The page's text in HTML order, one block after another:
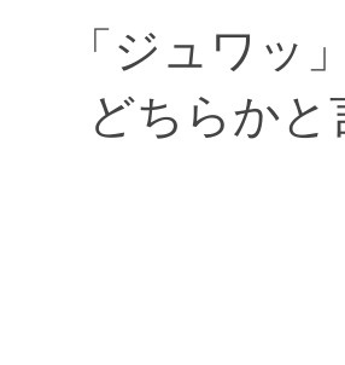
「ジュワッ
どちらか